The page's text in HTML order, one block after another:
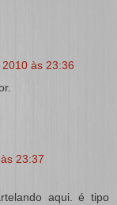
às 23:36
23:37
aqui. é tipo